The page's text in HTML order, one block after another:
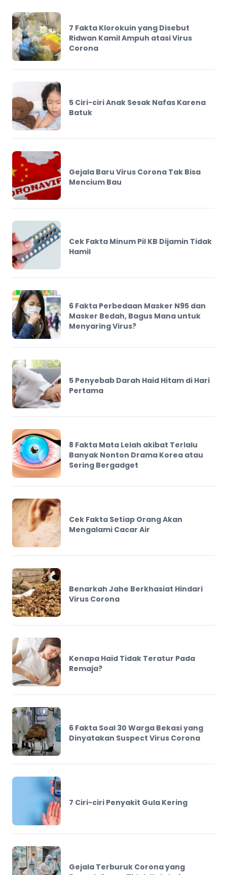
7 Fakta Klorokuin yang Disebut
Ridwan Kamil Ampuh atasi Virus
Corona
5 Ciri-ciri Anak Sesak Nafas Karena
Batuk
Gejala Baru Virus Corona Tak Bisa
Mencium Bau
Cek Fakta Minum Pil KB Dijamin Tidak
Hamil
6 Fakta Perbedaan Masker N95 dan
Masker Bedah, Bagus Mana untuk
Menyaring Virus?
5 Penyebab Darah Haid Hitam di Hari
Pertama
8 Fakta Mata Lelah akibat Terlalu
Banyak Nonton Drama Korea atau
Sering Bergadget
Cek Fakta Setiap Orang Akan
Mengalami Cacar Air
Benarkah Jahe Berkhasiat Hindari
Virus Corona
Kenapa Haid Tidak Teratur Pada
Remaja?
6 Fakta Soal 30 Warga Bekasi yang
Dinyatakan Suspect Virus Corona
7 Ciri-ciri Penyakit Gula Kering
Gejala Terburuk Corona yang